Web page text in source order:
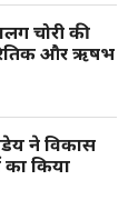
चोरी की
और ऋषभ
ने विकास
का किया